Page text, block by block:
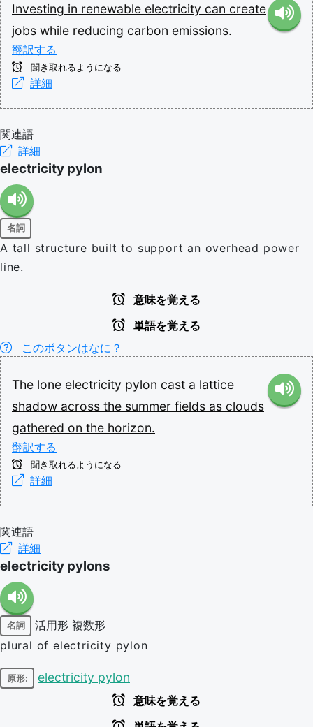
Investing in renewable electricity can create
jobs while reducing carbon emissions.
翻訳する
聞き取れるようになる
詳細
関連語
詳細
electricity pylon
名詞
A tall structure built to support an overhead power
line.
意味を覚える
単語を覚える
このボタンはなに？
The lone electricity pylon cast a lattice
shadow across the summer fields as clouds
gathered on the horizon.
翻訳する
聞き取れるようになる
詳細
関連語
詳細
electricity pylons
名詞 活用形 複数形
plural of electricity pylon
原形: electricity pylon
意味を覚える